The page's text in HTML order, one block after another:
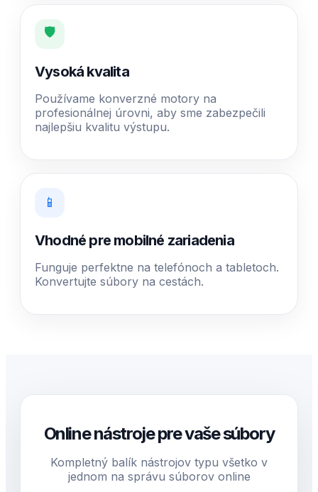
🛡️
Vysoká kvalita
Používame konverzné motory na
profesionálnej úrovni, aby sme zabezpečili
najlepšiu kvalitu výstupu.
📱
Vhodné pre mobilné zariadenia
Funguje perfektne na telefónoch a tabletoch.
Konvertujte súbory na cestách.
Online nástroje pre vaše súbory
Kompletný balík nástrojov typu všetko v
jednom na správu súborov online